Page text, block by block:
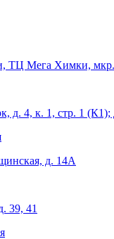
ТЦ Мега Химки,
д. 4, к. 1, стр. 1 (К1);
д. 14А
39, 41